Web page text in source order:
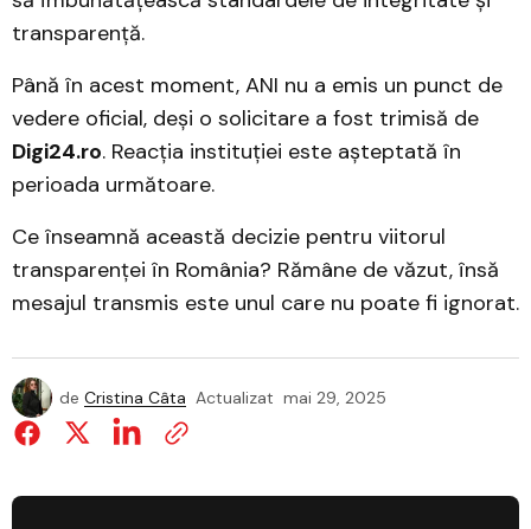
transparență.
Până în acest moment, ANI nu a emis un punct de
vedere oficial, deși o solicitare a fost trimisă de
Digi24.ro. Reacția instituției este așteptată în
perioada următoare.
Ce înseamnă această decizie pentru viitorul
transparenței în România? Rămâne de văzut, însă
mesajul transmis este unul care nu poate fi ignorat.
de Cristina Câta Actualizat mai 29, 2025